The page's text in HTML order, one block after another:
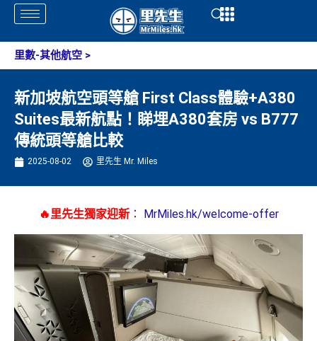
Skip
content
Open
里數-其他航空 >
新加坡航空頭等艙 First Class體驗+A380
Suites最新航點！睇埋A380套房 vs B777
傳統頭等艙比較
2025-08-02 里先生 Mr. Miles
🔥里先生獨家迎新： MrMiles.hk/welcome-offer